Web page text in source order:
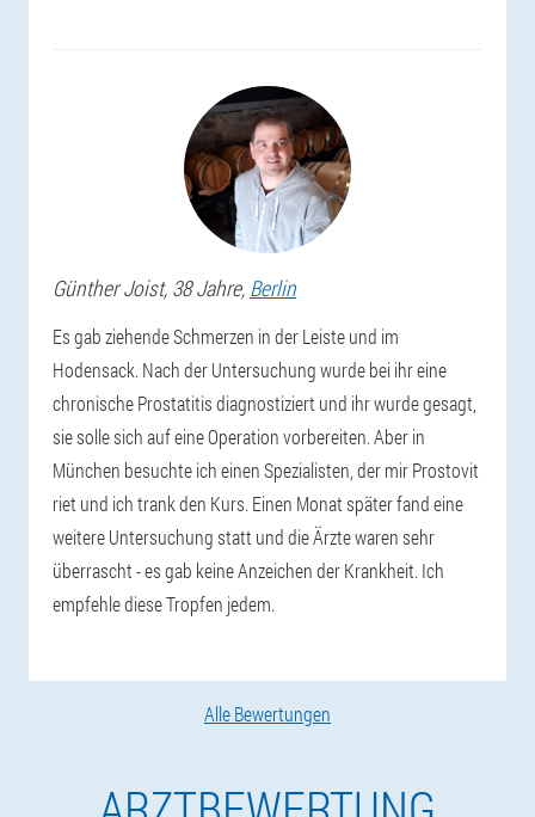
Günther Joist, 38 Jahre, Berlin
Es gab ziehende Schmerzen in der Leiste und im
Hodensack. Nach der Untersuchung wurde bei ihr eine
chronische Prostatitis diagnostiziert und ihr wurde gesagt,
sie solle sich auf eine Operation vorbereiten. Aber in
München besuchte ich einen Spezialisten, der mir Prostovit
riet und ich trank den Kurs. Einen Monat später fand eine
weitere Untersuchung statt und die Ärzte waren sehr
überrascht - es gab keine Anzeichen der Krankheit. Ich
empfehle diese Tropfen jedem.
Alle Bewertungen